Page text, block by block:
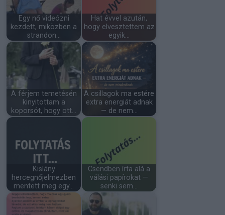
Egy nő videózni
kezdett, miközben a
strandon…
Hat évvel azután,
hogy elvesztettem az
egyik…
A férjem temetésén
kinyitottam a
koporsót, hogy ott…
A csillagok ma estére
extra energiát adnak
— de nem…
Kislány
hercegnőjelmezben
mentett meg egy…
Csendben írta alá a
válási papírokat —
senki sem…